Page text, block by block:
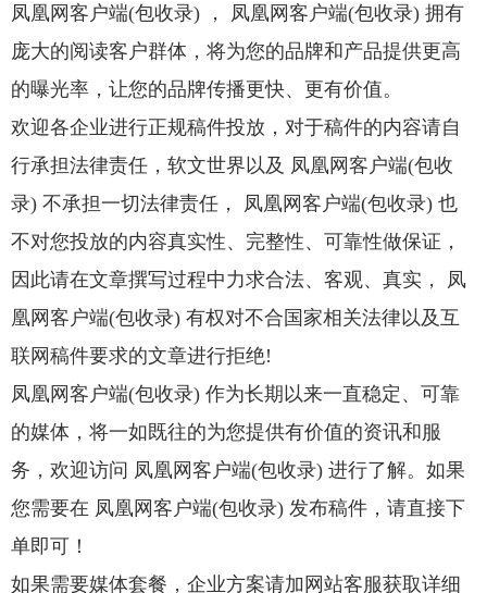
凤凰网客户端(包收录) ， 凤凰网客户端(包收录) 拥有
庞大的阅读客户群体，将为您的品牌和产品提供更高
的曝光率，让您的品牌传播更快、更有价值。
欢迎各企业进行正规稿件投放，对于稿件的内容请自
行承担法律责任，软文世界以及 凤凰网客户端(包收
录) 不承担一切法律责任， 凤凰网客户端(包收录) 也
不对您投放的内容真实性、完整性、可靠性做保证，
因此请在文章撰写过程中力求合法、客观、真实， 凤
凰网客户端(包收录) 有权对不合国家相关法律以及互
联网稿件要求的文章进行拒绝!
凤凰网客户端(包收录) 作为长期以来一直稳定、可靠
的媒体，将一如既往的为您提供有价值的资讯和服
务，欢迎访问 凤凰网客户端(包收录) 进行了解。如果
您需要在 凤凰网客户端(包收录) 发布稿件，请直接下
单即可！
如果需要媒体套餐，企业方案请加网站客服获取详细